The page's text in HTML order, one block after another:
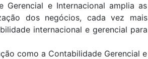
Gerencial e Internacional amplia as
dos negócios, cada vez mais
internacional e gerencial para
como a Contabilidade Gerencial e